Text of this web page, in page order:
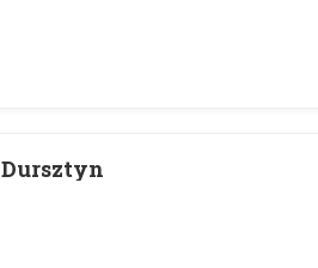
Dursztyn